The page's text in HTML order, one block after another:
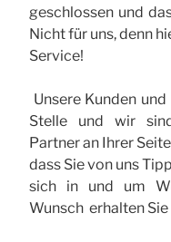
geschlossen und
Nicht für uns, denn
Service!
Unsere Kunden
Stelle und wir
Partner an Ihrer
dass Sie von uns
sich in und um
Wunsch erhalten